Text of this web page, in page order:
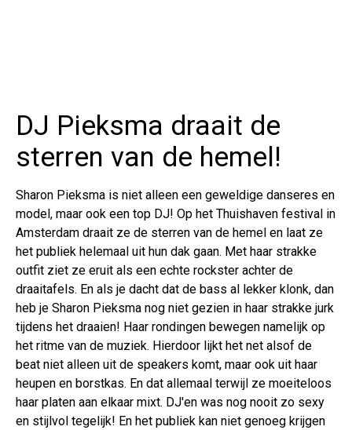
DJ Pieksma draait de
sterren van de hemel!
Sharon Pieksma is niet alleen een geweldige danseres en
model, maar ook een top DJ! Op het Thuishaven festival in
Amsterdam draait ze de sterren van de hemel en laat ze
het publiek helemaal uit hun dak gaan. Met haar strakke
outfit ziet ze eruit als een echte rockster achter de
draaitafels. En als je dacht dat de bass al lekker klonk, dan
heb je Sharon Pieksma nog niet gezien in haar strakke jurk
tijdens het draaien! Haar rondingen bewegen namelijk op
het ritme van de muziek. Hierdoor lijkt het net alsof de
beat niet alleen uit de speakers komt, maar ook uit haar
heupen en borstkas. En dat allemaal terwijl ze moeiteloos
haar platen aan elkaar mixt. DJ'en was nog nooit zo sexy
en stijlvol tegelijk! En het publiek kan niet genoeg krijgen